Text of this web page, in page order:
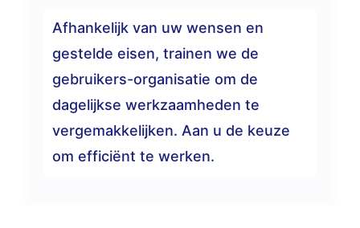
Afhankelijk van uw wensen en
gestelde eisen, trainen we de
gebruikers-organisatie om de
dagelijkse werkzaamheden te
vergemakkelijken. Aan u de keuze
om efficiënt te werken.